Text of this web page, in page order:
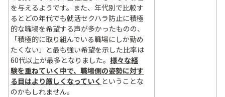
を与えるようです。また、年代別で比較す
るとどの年代でも就活セクハラ防止に積極
的な職場を希望する声が多かったものの、
「積極的に取り組んでいる職場にしか勤め
たくない」と最も強い希望を示した比率は
60代以上が最多となりました。 様々な経
験を重ねていく中で、職場側の姿勢に対す
る目はより厳しくなっていく ということな
のかもしれません。